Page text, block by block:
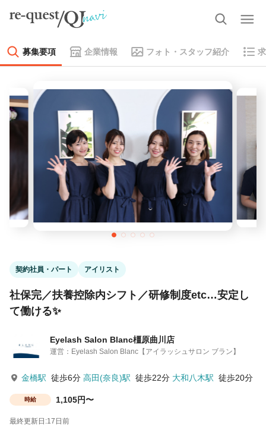
募集要項 企業情報 フォト・スタッフ紹介
契約社員・パート アイリスト
社保完／扶養控除内シフト／研修制度etc…安定し
て働ける✨
Eyelash Salon Blanc橿原曲川店
運営：Eyelash Salon Blanc【アイラッシュサロン ブラン】
金橋駅 徒歩6分 高田(奈良)駅 徒歩22分 大和八木駅 徒歩20分
時給 1,105円〜
最終更新日:17日前